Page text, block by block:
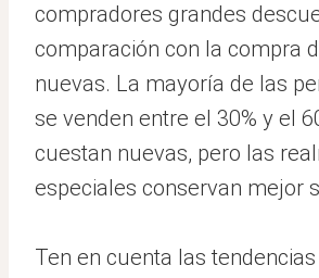
compradores grandes
comparación con la compra
nuevas. La mayoría de las
se venden entre el 30% y el
cuestan nuevas, pero las
especiales conservan mejor
Ten en cuenta las